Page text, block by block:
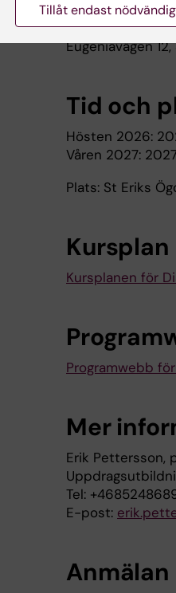
Den praktiska/
Eugeniavägen 12,
Tid och
Hösten 2026:
Våren 2027:
Plats: St Eriks
Kursplan
Kursplanen för
Programwebb
Mer
Erik Pettersson,
Tel:
E-post:
Anmälan
Tillåt endast